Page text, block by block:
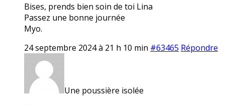
Bises, prends bien soin de toi Lina
Passez une bonne journée
Myo.
24 septembre 2024 à 21 h 10 min #63465 Répondre
Une poussière isolée